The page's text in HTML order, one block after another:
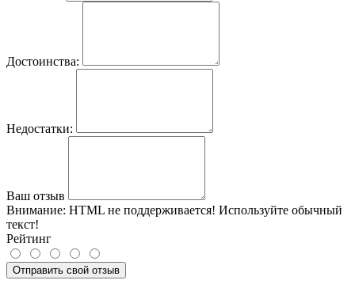
Достоинства:
Недостатки:
Ваш отзыв
Внимание: HTML не поддерживается! Используйте обычный
текст!
Рейтинг
Отправить свой отзыв